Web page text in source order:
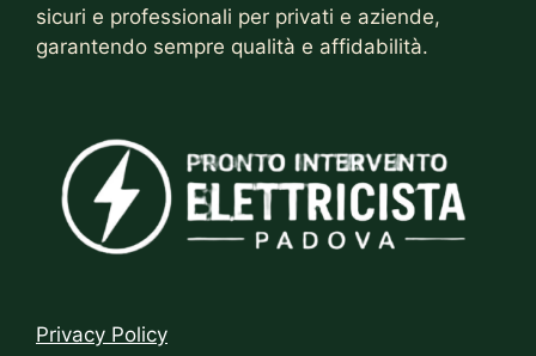
sicuri e professionali per privati ​​e aziende,
garantendo sempre qualità e affidabilità.
Privacy Policy